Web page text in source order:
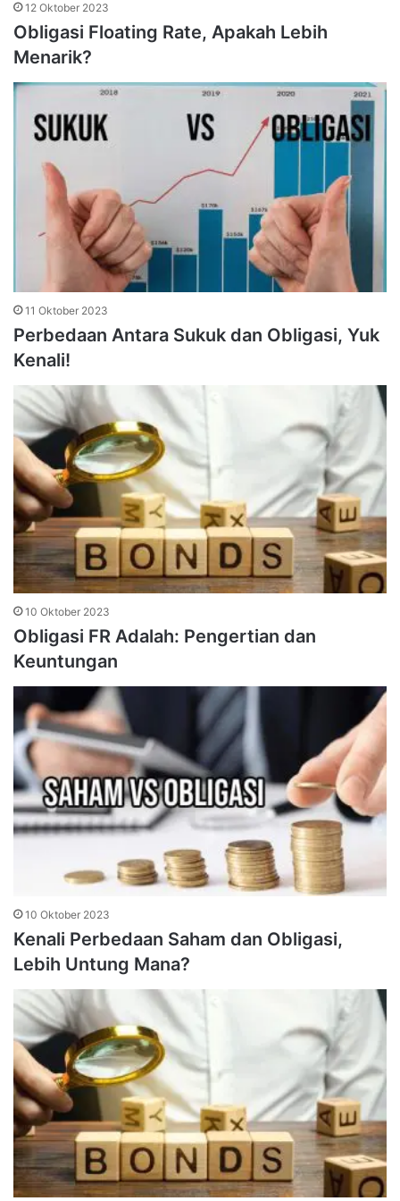
12 Oktober 2023
Obligasi Floating Rate, Apakah Lebih
Menarik?
11 Oktober 2023
Perbedaan Antara Sukuk dan Obligasi, Yuk
Kenali!
10 Oktober 2023
Obligasi FR Adalah: Pengertian dan
Keuntungan
10 Oktober 2023
Kenali Perbedaan Saham dan Obligasi,
Lebih Untung Mana?